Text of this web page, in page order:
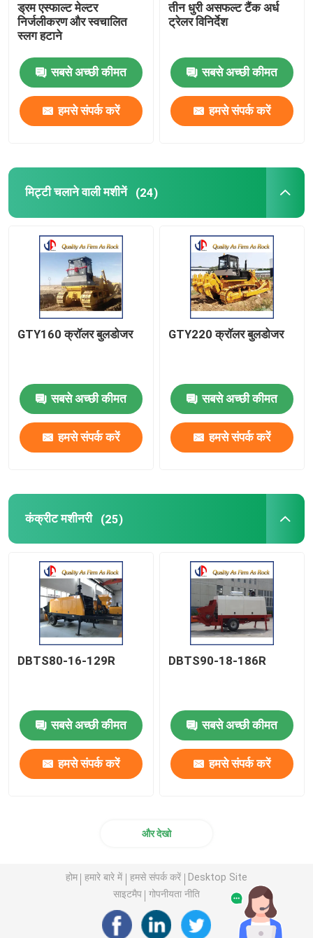
ड्रम एस्फाल्ट मेल्टर
निर्जलीकरण और स्वचालित
स्लग हटाने
सबसे अच्छी कीमत
हमसे संपर्क करें
तीन धुरी असफल्ट टैंक अर्ध
ट्रेलर विनिर्देश
सबसे अच्छी कीमत
हमसे संपर्क करें
मिट्टी चलाने वाली मशीनें (24)
GTY160 क्रॉलर बुलडोजर
सबसे अच्छी कीमत
हमसे संपर्क करें
GTY220 क्रॉलर बुलडोजर
सबसे अच्छी कीमत
हमसे संपर्क करें
कंक्रीट मशीनरी (25)
DBTS80-16-129R
सबसे अच्छी कीमत
हमसे संपर्क करें
DBTS90-18-186R
सबसे अच्छी कीमत
हमसे संपर्क करें
और देखो
होम हमारे बारे में हमसे संपर्क करें
Desktop Site
साइटमैप
गोपनीयता नीति